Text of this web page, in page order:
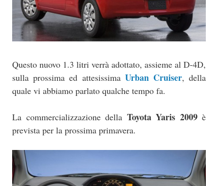
Questo nuovo 1.3 litri verrà adottato, assieme al D-4D,
sulla prossima ed attesissima Urban Cruiser, della
quale vi abbiamo parlato qualche tempo fa.
La commercializzazione della Toyota Yaris 2009è
prevista per la prossima primavera.